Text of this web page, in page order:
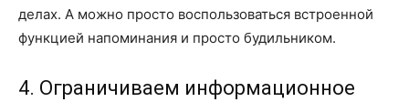
делах. А можно просто воспользоваться встроенной
функцией напоминания и просто будильником.
4. Ограничиваем информационное